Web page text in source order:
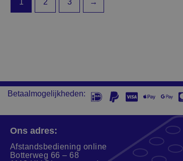
1 2 3 →
Betaalmogelijkheden:
Ons adres:
Afstandsbediening online
Botterweg 66 – 68